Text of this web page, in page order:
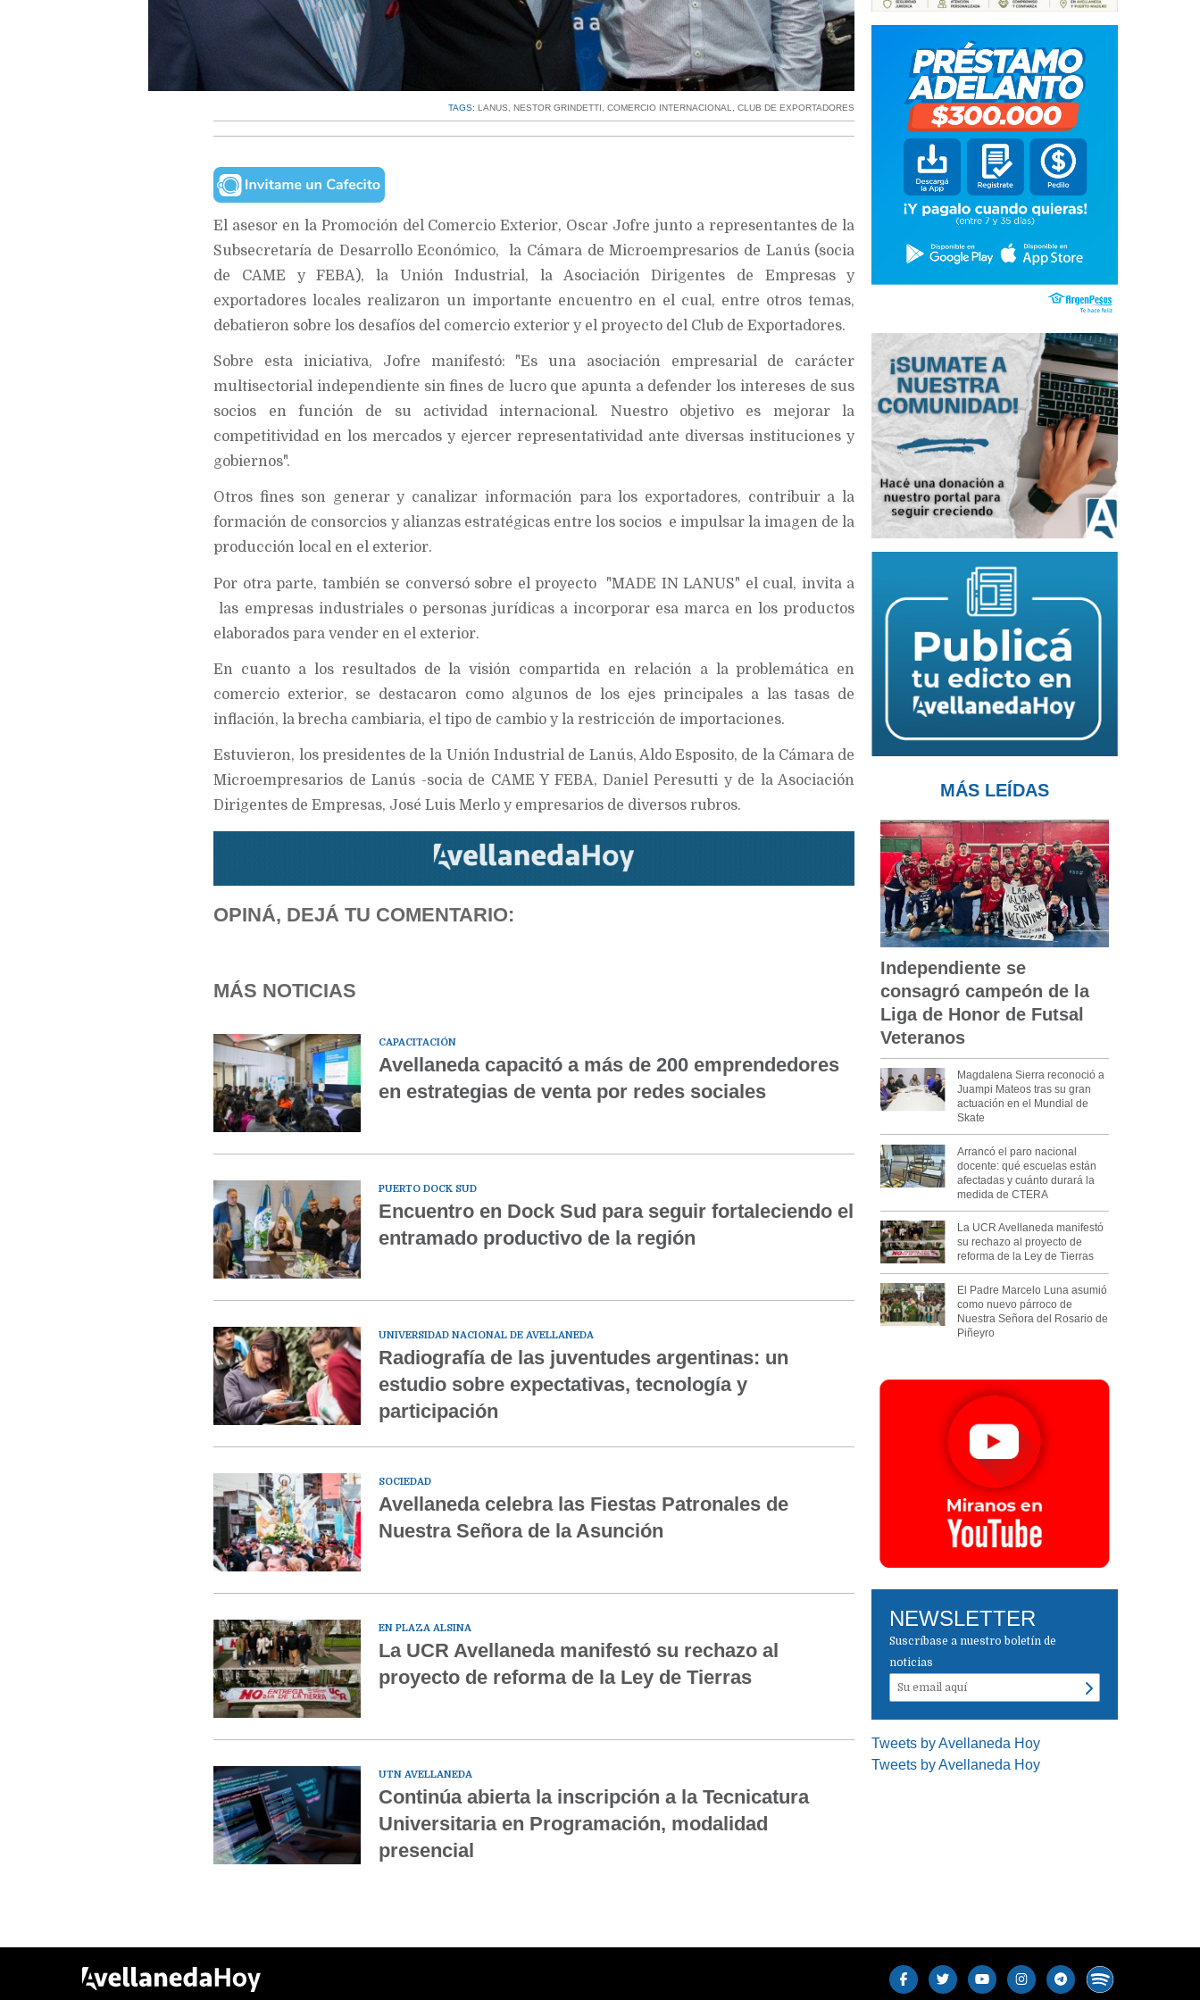
TAGS:LANUS ,NESTOR GRINDETTI ,COMERCIO INTERNACIONAL ,CLUB DE EXPORTADORES
El asesor en la Promoción del Comercio Exterior, Oscar Jofre junto a representantes de la
Subsecretaría de Desarrollo Económico, la Cámara de Microempresarios de Lanús (socia
de CAME y FEBA), la Unión Industrial, la Asociación Dirigentes de Empresas y
exportadores locales realizaron un importante encuentro en el cual, entre otros temas,
debatieron sobre los desafíos del comercio exterior y el proyecto del Club de Exportadores.
Sobre esta iniciativa, Jofre manifestó: "Es una asociación empresarial de carácter
multisectorial independiente sin fines de lucro que apunta a defender los intereses de sus
socios en función de su actividad internacional. Nuestro objetivo es mejorar la
competitividad en los mercados y ejercer representatividad ante diversas instituciones y
gobiernos".
Otros fines son generar y canalizar información para los exportadores, contribuir a la
formación de consorcios y alianzas estratégicas entre los socios e impulsar la imagen de la
producción local en el exterior.
Por otra parte, también se conversó sobre el proyecto "MADE IN LANUS" el cual, invita a
las empresas industriales o personas jurídicas a incorporar esa marca en los productos
elaborados para vender en el exterior.
En cuanto a los resultados de la visión compartida en relación a la problemática en
comercio exterior, se destacaron como algunos de los ejes principales a las tasas de
inflación, la brecha cambiaria, el tipo de cambio y la restricción de importaciones.
Estuvieron, los presidentes de la Unión Industrial de Lanús, Aldo Esposito, de la Cámara de
Microempresarios de Lanús -socia de CAME Y FEBA, Daniel Peresutti y de la Asociación
Dirigentes de Empresas, José Luis Merlo y empresarios de diversos rubros.
OPINÁ, DEJÁ TU COMENTARIO:
MÁS NOTICIAS
CAPACITACIÓN
Avellaneda capacitó a más de 200 emprendedores
en estrategias de venta por redes sociales
PUERTO DOCK SUD
Encuentro en Dock Sud para seguir fortaleciendo el
entramado productivo de la región
UNIVERSIDAD NACIONAL DE AVELLANEDA
Radiografía de las juventudes argentinas: un
estudio sobre expectativas, tecnología y
participación
SOCIEDAD
Avellaneda celebra las Fiestas Patronales de
Nuestra Señora de la Asunción
EN PLAZA ALSINA
La UCR Avellaneda manifestó su rechazo al
proyecto de reforma de la Ley de Tierras
UTN AVELLANEDA
Continúa abierta la inscripción a la Tecnicatura
Universitaria en Programación, modalidad
presencial
MÁS LEÍDAS
Independiente se
consagró campeón de la
Liga de Honor de Futsal
Veteranos
Magdalena Sierra reconoció a
Juampi Mateos tras su gran
actuación en el Mundial de
Skate
Arrancó el paro nacional
docente: qué escuelas están
afectadas y cuánto durará la
medida de CTERA
La UCR Avellaneda manifestó
su rechazo al proyecto de
reforma de la Ley de Tierras
El Padre Marcelo Luna asumió
como nuevo párroco de
Nuestra Señora del Rosario de
Piñeyro
NEWSLETTER
Suscríbase a nuestro boletín de
noticias
Tweets by Avellaneda Hoy
Tweets by Avellaneda Hoy